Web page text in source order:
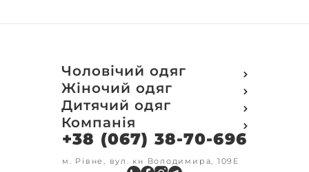
Чоловічий одяг
Футболки
Футболки Polo
Кофти
Світшот
Кенгуру
Кофта з замком
Олімпійки
Жіночий одяг
Футболки
Поло
Кофти
Світшот
Олімпійки
Дитячий одяг
Футболки
Кофти
Світшоти
Кенгуру
Компанія
Про компанію
Доставка та оплата
Друк на замовлення
+38 (067) 38-70-696
м. Рівне, вул. кн Володимира, 109Е